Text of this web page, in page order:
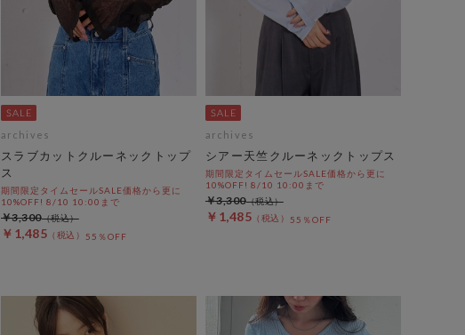
archives
スラブカットクルーネックトップ
ス
期間限定タイムセールSALE価格から更に
10%OFF! 8/10 10:00まで
￥1,485 55％OFF
￥3,300
archives
シアー天竺クルーネックトップス
期間限定タイムセールSALE価格から更に
10%OFF! 8/10 10:00まで
￥1,485 55％OFF
￥3,300